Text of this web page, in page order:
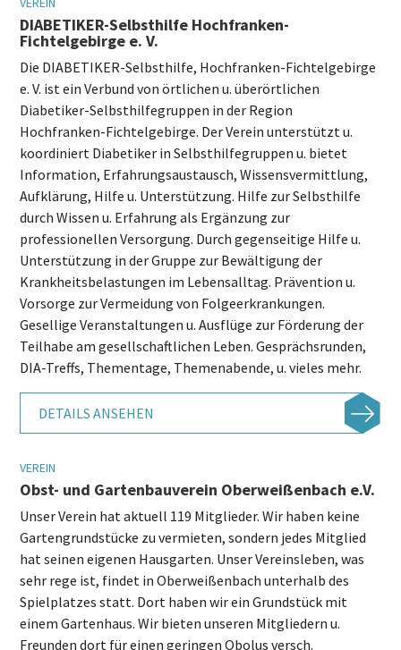
DIABETIKER-Selbsthilfe Hochfranken-
Fichtelgebirge e. V.
Die DIABETIKER-Selbsthilfe, Hochfranken-Fichtelgebirge
e. V. ist ein Verbund von örtlichen u. überörtlichen
Diabetiker-Selbsthilfegruppen in der Region
Hochfranken-Fichtelgebirge. Der Verein unterstützt u.
koordiniert Diabetiker in Selbsthilfegruppen u. bietet
Information, Erfahrungsaustausch, Wissensvermittlung,
Aufklärung, Hilfe u. Unterstützung. Hilfe zur Selbsthilfe
durch Wissen u. Erfahrung als Ergänzung zur
professionellen Versorgung. Durch gegenseitige Hilfe u.
Unterstützung in der Gruppe zur Bewältigung der
Krankheitsbelastungen im Lebensalltag. Prävention u.
Vorsorge zur Vermeidung von Folgeerkrankungen.
Gesellige Veranstaltungen u. Ausflüge zur Förderung der
Teilhabe am gesellschaftlichen Leben. Gesprächsrunden,
DIA-Treffs, Thementage, Themenabende, u. vieles mehr.
DETAILS ANSEHEN
VEREIN
Obst- und Gartenbauverein Oberweißenbach e.V.
Unser Verein hat aktuell 119 Mitglieder. Wir haben keine
Gartengrundstücke zu vermieten, sondern jedes Mitglied
hat seinen eigenen Hausgarten. Unser Vereinsleben, was
sehr rege ist, findet in Oberweißenbach unterhalb des
Spielplatzes statt. Dort haben wir ein Grundstück mit
einem Gartenhaus. Wir bieten unseren Mitgliedern u.
Freunden dort für einen geringen Obolus versch.